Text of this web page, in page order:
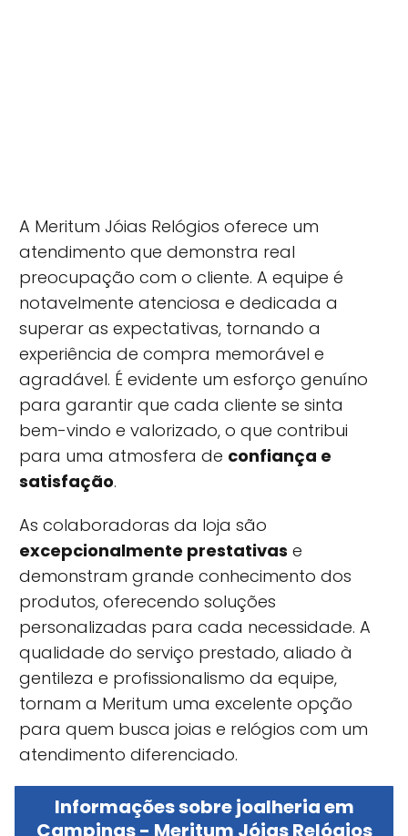
A Meritum Jóias Relógios oferece um
atendimento que demonstra real
preocupação com o cliente. A equipe é
notavelmente atenciosa e dedicada a
superar as expectativas, tornando a
experiência de compra memorável e
agradável. É evidente um esforço genuíno
para garantir que cada cliente se sinta
bem-vindo e valorizado, o que contribui
para uma atmosfera de confiança e
satisfação.
As colaboradoras da loja são
excepcionalmente prestativas e
demonstram grande conhecimento dos
produtos, oferecendo soluções
personalizadas para cada necessidade. A
qualidade do serviço prestado, aliado à
gentileza e profissionalismo da equipe,
tornam a Meritum uma excelente opção
para quem busca joias e relógios com um
atendimento diferenciado.
Informações sobre joalheria em
Campinas - Meritum Jóias Relógios